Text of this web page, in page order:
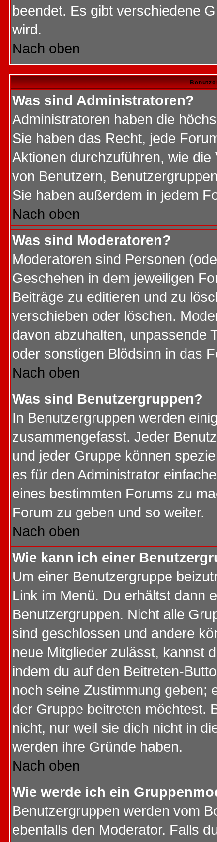
beendet. Es gibt verschiedene
wird.
Nach oben
Was sind Administratoren?
Administratoren haben die
Sie haben das Recht, jede
Aktionen durchzuführen, wie
von Benutzern,
Sie haben außerdem in jedem
Nach oben
Was sind Moderatoren?
Moderatoren sind Personen
Geschehen in dem jeweiligen
Beiträge zu editieren und zu
verschieben oder löschen.
davon abzuhalten, unpassende
oder sonstigen Blödsinn in das
Nach oben
Was sind Benutzergruppen?
In Benutzergruppen werden
zusammengefasst. Jeder
und jeder Gruppe können
es für den Administrator
eines bestimmten Forums zu
Forum zu geben und so weiter.
Nach oben
Wie kann ich einer
Um einer Benutzergruppe
Link im Menü. Du erhältst dann
Benutzergruppen. Nicht alle
sind geschlossen und andere
neue Mitglieder zulässt, kannst
indem du auf den Beitreten-
noch seine Zustimmung geben;
der Gruppe beitreten möchtest.
nicht, nur weil sie dich nicht in
werden ihre Gründe haben.
Nach oben
Wie werde ich ein
Benutzergruppen werden vom
ebenfalls den Moderator. Falls